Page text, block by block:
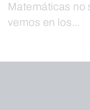
Matemáticas no
vemos en los…